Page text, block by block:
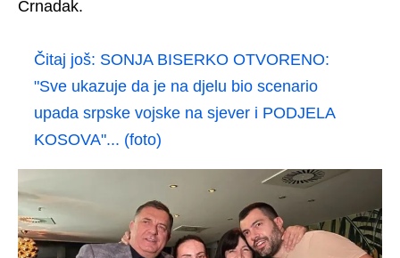
Crnadak.
Čitaj još: SONJA BISERKO OTVORENO:
"Sve ukazuje da je na djelu bio scenario
upada srpske vojske na sjever i PODJELA
KOSOVA"... (foto)